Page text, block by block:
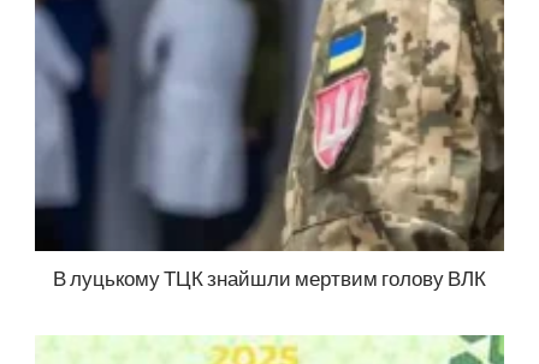
В луцькому ТЦК знайшли мертвим голову ВЛК